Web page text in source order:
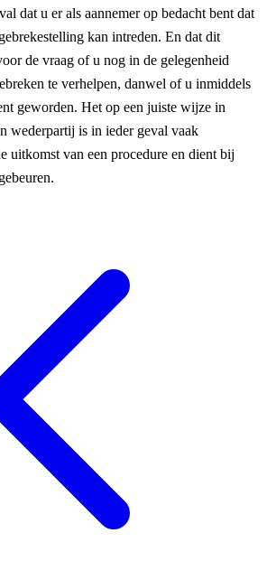
dat u er als aannemer op bedacht bent dat
kan intreden. En dat dit
de vraag of u nog in de gelegenheid
te verhelpen, danwel of u inmiddels
geworden. Het op een juiste wijze in
wederpartij is in ieder geval vaak
uitkomst van een procedure en dient bij